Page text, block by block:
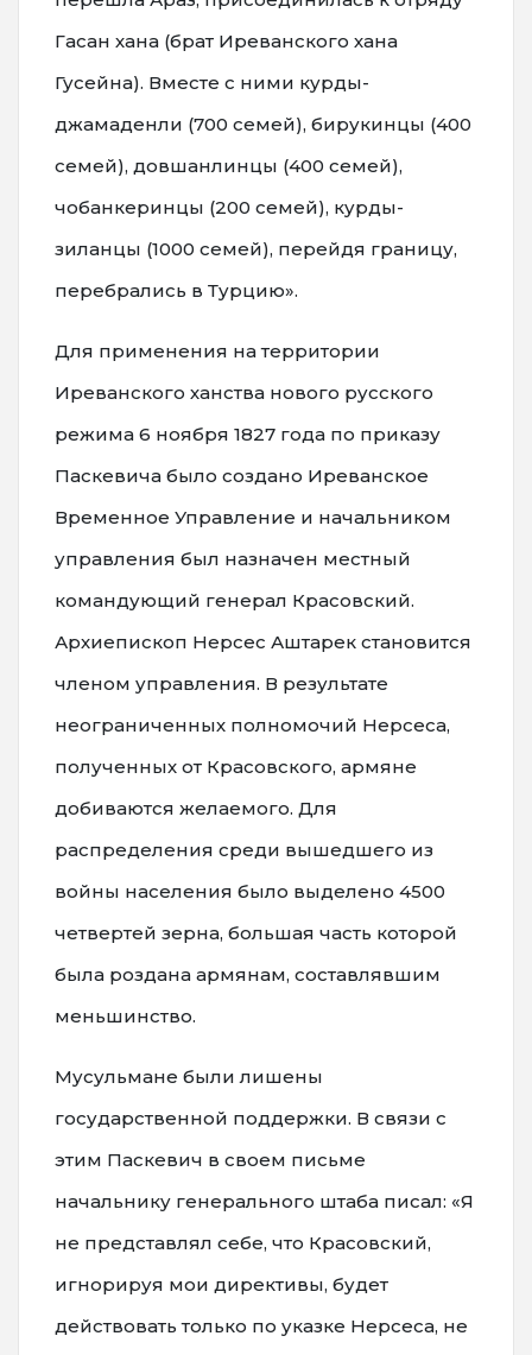
Гасан хана (брат Иреванского хана
Гусейна). Вместе с ними курды-
джамаденли (700 семей), бирукинцы (400
семей), довшанлинцы (400 семей),
чобанкеринцы (200 семей), курды-
зиланцы (1000 семей), перейдя границу,
перебрались в Турцию».
Для применения на территории
Иреванского ханства нового русского
режима 6 ноября 1827 года по приказу
Паскевича было создано Иреванское
Временное Управление и начальником
управления был назначен местный
командующий генерал Красовский.
Архиепископ Нерсес Аштарек становится
членом управления. В результате
неограниченных полномочий Нерсеса,
полученных от Красовского, армяне
добиваются желаемого. Для
распределения среди вышедшего из
войны населения было выделено 4500
четвертей зерна, большая часть которой
была роздана армянам, составлявшим
меньшинство.
Мусульмане были лишены
государственной поддержки. В связи с
этим Паскевич в своем письме
начальнику генерального штаба писал: «Я
не представлял себе, что Красовский,
игнорируя мои директивы, будет
действовать только по указке Нерсеса, не